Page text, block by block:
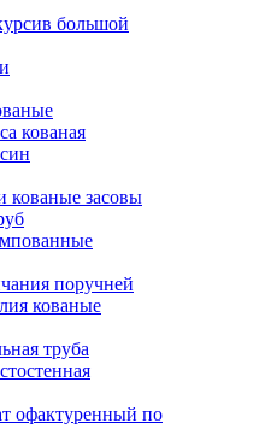
большой
кованая
кованые засовы
поручней
кованые
труба
офактуренный по